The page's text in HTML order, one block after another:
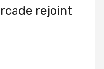
rejoint